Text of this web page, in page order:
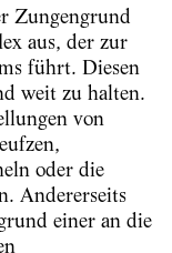
Zungengrund
aus, der zur
führt. Diesen
weit zu halten.
von
oder die
Andererseits
einer an die